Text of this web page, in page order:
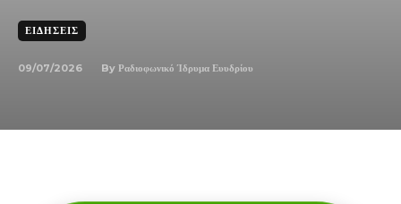
ΕΙΔΉΣΕΙΣ
09/07/2026 By Ραδιοφωνικό Ίδρυμα Ευυδρίου